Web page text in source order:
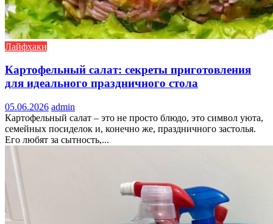
Лайфхаки
Картофельный салат: секреты приготовления
для идеального праздничного стола
05.06.2026 admin
Картофельный салат – это не просто блюдо, это символ уюта,
семейных посиделок и, конечно же, праздничного застолья.
Его любят за сытность,...